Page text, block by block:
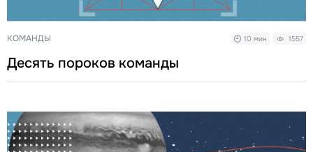
КОМАНДЫ 10 мин 1557
Десять пороков команды